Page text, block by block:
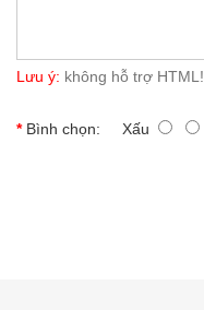
Lưu ý: không hỗ trợ HTML!
Bình chọn: Xấu